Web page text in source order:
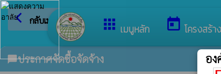
apps เมนูหลัก today โครงสร้า
arrow_back_ios กลับเมนูหลัก
chat_bubbleประกาศจัดซื้อจัดจ้าง อ